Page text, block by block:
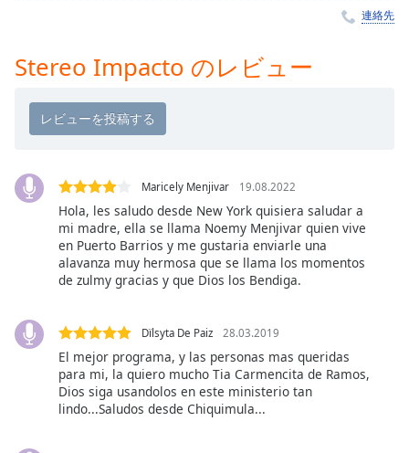
Chapters
Descriptions
off
,
selected
subtitles
subtitles
settings
dialog
subtitles
連絡先
Stereo Impacto のレビュー
Maricely Menjivar 19.08.2022
Hola, les saludo desde New York quisiera saludar a
mi madre, ella se llama Noemy Menjivar quien vive
en Puerto Barrios y me gustaria enviarle una
alavanza muy hermosa que se llama los momentos
de zulmy gracias y que Dios los Bendiga.
Dïlsyta De Paiz 28.03.2019
El mejor programa, y las personas mas queridas
para mi, la quiero mucho Tia Carmencita de Ramos,
Dios siga usandolos en este ministerio tan
lindo...Saludos desde Chiquimula...